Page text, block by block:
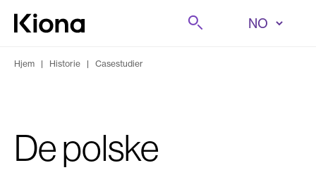
Hopp til innhold
Gå til forsiden
Søk på
Hjem | Historie | Casestudier
De polske